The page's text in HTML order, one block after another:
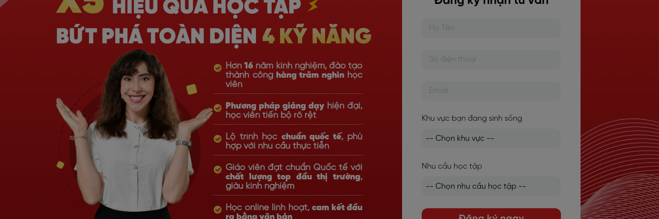
Hơn16 năm kinh nghiệm, đào tạo
thành công hàng trăm nghìnhọc
viên
Phương pháp giảng dạy hiện đại,
học viên tiến bộ rõ rệt
Lộ trình học chuẩn quốc tế, phù
hợp với nhu cầu thực tiễn
Giáo viên đạt chuẩn Quốc tế với
chất lượng top đầu thị trường,
giàu kinh nghiệm
Học online linh hoạt,cam kết đầu
Khu vực bạn đang sinh sống
Nhu cầu học tập